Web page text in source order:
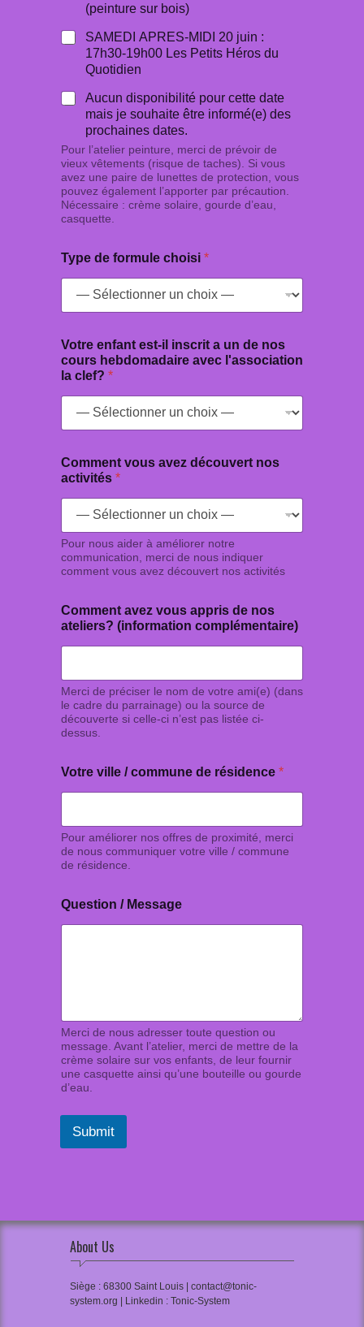
(peinture sur bois)
SAMEDI APRES-MIDI 20 juin :
17h30-19h00 Les Petits Héros du
Quotidien
Aucun disponibilité pour cette date
mais je souhaite être informé(e) des
prochaines dates.
Pour l’atelier peinture, merci de prévoir de
vieux vêtements (risque de taches). Si vous
avez une paire de lunettes de protection, vous
pouvez également l’apporter par précaution.
Nécessaire : crème solaire, gourde d’eau,
casquette.
Type de formule choisi *
Votre enfant est-il inscrit a un de nos
cours hebdomadaire avec l'association
la clef? *
o
t
r
*
c
o
m
l
é
e
t
a
i
r
Comment vous avez découvert nos
activités *
Pour nous aider à améliorer notre
communication, merci de nous indiquer
comment vous avez découvert nos activités
Comment avez vous appris de nos
ateliers? (information complémentaire)
Merci de préciser le nom de votre ami(e) (dans
le cadre du parrainage) ou la source de
découverte si celle-ci n’est pas listée ci-
dessus.
Votre ville / commune de résidence *
Pour améliorer nos offres de proximité, merci
de nous communiquer votre ville / commune
de résidence.
Question / Message
Merci de nous adresser toute question ou
message. Avant l’atelier, merci de mettre de la
crème solaire sur vos enfants, de leur fournir
une casquette ainsi qu’une bouteille ou gourde
d’eau.
Submit
About Us
Siège : 68300 Saint Louis | contact@tonic-
system.org | Linkedin : Tonic-System